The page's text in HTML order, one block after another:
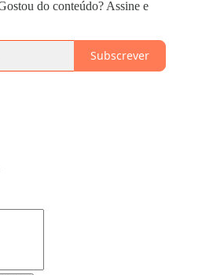
do conteúdo? Assine e
Subscrever